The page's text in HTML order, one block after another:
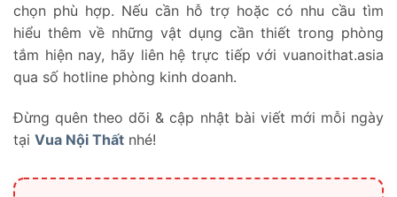
chọn phù hợp. Nếu cần hỗ trợ hoặc có nhu cầu tìm
hiểu thêm về những vật dụng cần thiết trong phòng
tắm hiện nay, hãy liên hệ trực tiếp với vuanoithat.asia
qua số hotline phòng kinh doanh.
Đừng quên theo dõi & cập nhật bài viết mới mỗi ngày
tại Vua Nội Thất nhé!